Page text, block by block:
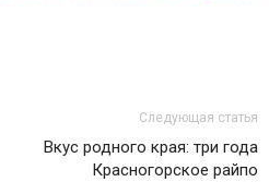
Следующая статья
Вкус родного края: три года
Красногорское райпо